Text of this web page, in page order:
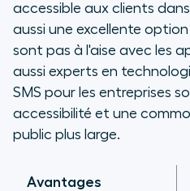
accessible aux clients
aussi une excellente
sont pas à l'aise avec les
aussi experts en
SMS pour les entreprises
accessibilité et une
public plus large.
Avantages